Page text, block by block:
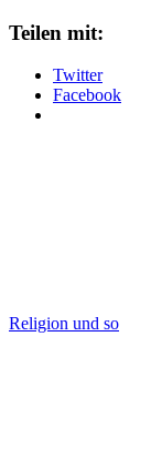
Teilen mit:
Twitter
Facebook
Religion und so